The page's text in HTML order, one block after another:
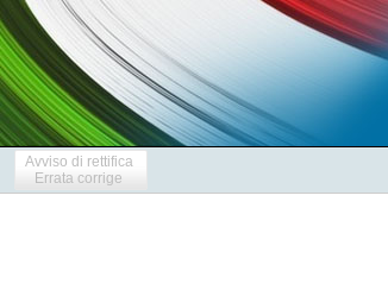
Avviso di rettifica
Errata corrige